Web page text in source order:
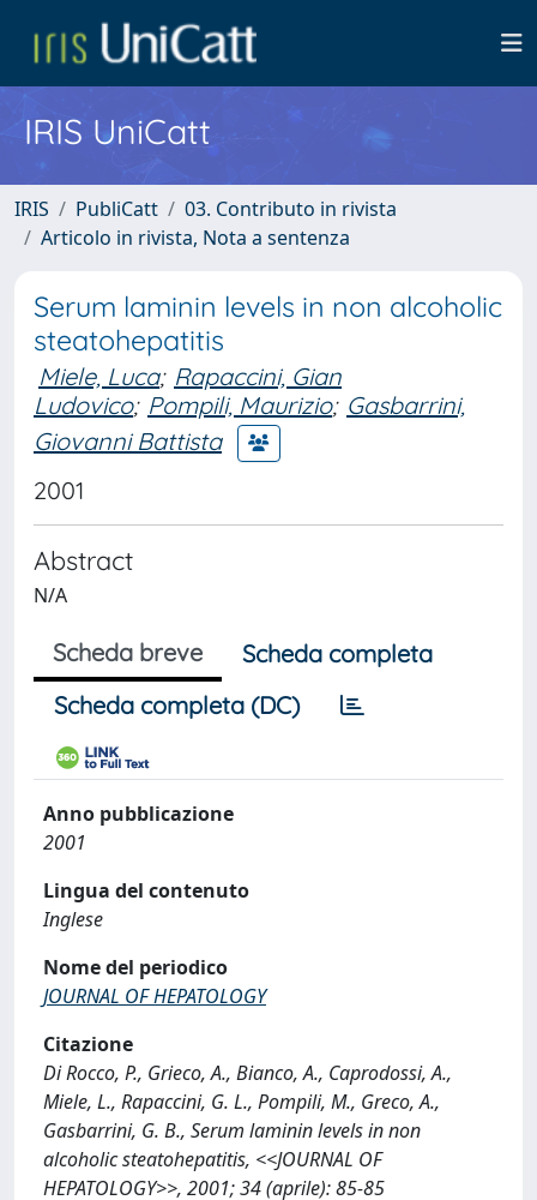
IRIS UniCatt
IRIS PubliCatt
03. Contributo in rivista
Articolo in rivista, Nota a sentenza
Serum laminin levels in non alcoholic
steatohepatitis
Miele, Luca; Rapaccini, Gian
Ludovico; Pompili, Maurizio; Gasbarrini,
Giovanni Battista
2001
Abstract
N/A
Scheda breve
Scheda completa
Scheda completa (DC)
Anno pubblicazione
2001
Lingua del contenuto
Inglese
Nome del periodico
JOURNAL OF HEPATOLOGY
Citazione
Di Rocco, P., Grieco, A., Bianco, A., Caprodossi, A.,
Miele, L., Rapaccini, G. L., Pompili, M., Greco, A.,
Gasbarrini, G. B., Serum laminin levels in non
alcoholic steatohepatitis, <<JOURNAL OF
HEPATOLOGY>>, 2001; 34 (aprile): 85-85